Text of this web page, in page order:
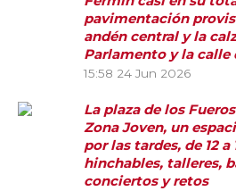
pavimentación
andén central y la
Parlamento y la calle
15:58 24 Jun 2026
La plaza de los
Zona Joven, un
por las tardes, de 12 a
hinchables, talleres,
conciertos y retos